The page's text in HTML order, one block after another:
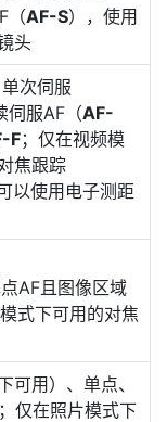
（AF-S），使用
头
单次伺服
伺服AF（AF-
F；仅在视频模
焦跟踪
以使用电子测距
AF且图像区域
式下可用的对焦
可用）、单点、
仅在照片模式下